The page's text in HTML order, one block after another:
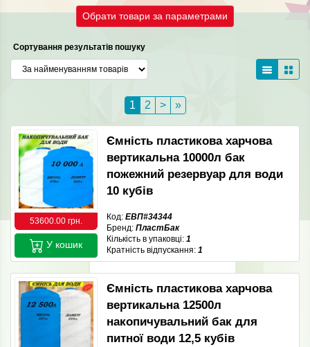
Обрати товари за параметрами
Сортування результатів пошуку
1 2 > »
53600.00 грн.
Ємність пластикова харчова
вертикальна 10000л бак
пожежний резервуар для води
10 кубів
Код: ЕВП#34344
Бренд: ПластБак
Кількість в упаковці: 1
Кратність відпускання: 1
У кошик
Ємність пластикова харчова
вертикальна 12500л
накопичувальний бак для
питної води 12,5 кубів